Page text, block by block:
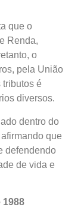
que o
Renda,
o
pela União
é
diversos.
dentro do
que
defendendo
de vida e
1988